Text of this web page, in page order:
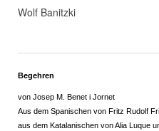
Wolf Banitzki
Begehren
von Josep M. Benet i Jornet
Aus dem Spanischen von Fritz Rudolf
aus dem Katalanischen von Alia Luque